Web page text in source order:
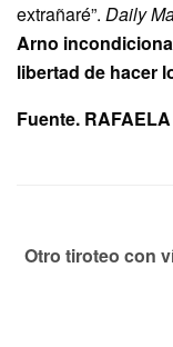
extrañaré”. Daily
Arno
libertad de hacer
Fuente.
Otro tiroteo con